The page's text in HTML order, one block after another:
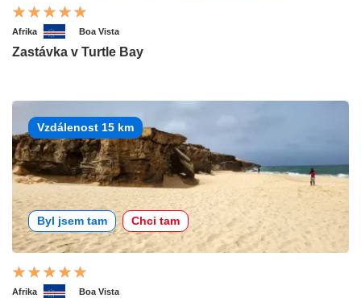
Afrika Boa Vista
Zastávka v Turtle Bay
Vzdálenost 15 km
Byl jsem tam Chci tam
Afrika Boa Vista